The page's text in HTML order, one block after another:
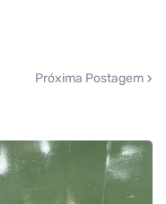
Próxima Postagem